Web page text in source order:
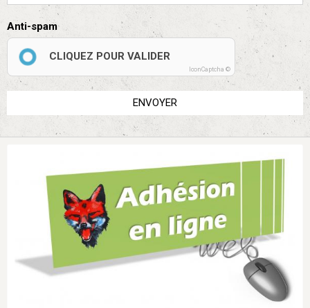
Anti-spam
CLIQUEZ POUR VALIDER
IconCaptcha ©
ENVOYER